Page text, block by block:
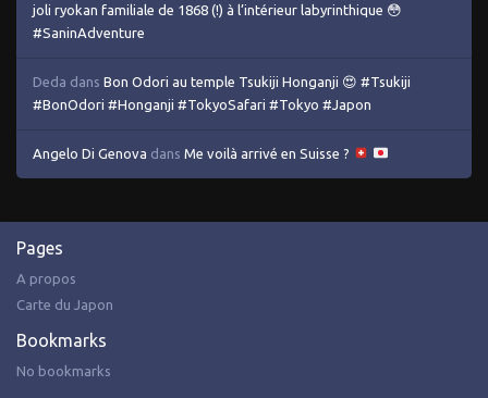
joli ryokan familiale de 1868 (!) à l’intérieur labyrinthique 😳
#SaninAdventure
Deda dans Bon Odori au temple Tsukiji Honganji 😍 #Tsukiji
#BonOdori #Honganji #TokyoSafari #Tokyo #Japon
Angelo Di Genova dans Me voilà arrivé en Suisse ?
Pages
A propos
Carte du Japon
Bookmarks
No bookmarks